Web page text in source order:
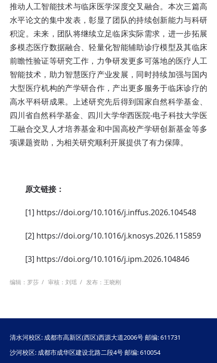
推动人工智能技术与临床医学深度交叉融合。本次三篇高
水平论文的集中发表，彰显了团队的持续创新能力与科研
积淀。未来，团队将继续立足临床实际需求，进一步拓展
多模态医疗数据融合、轻量化智能辅助诊疗模型及其临床
前瞻性验证等研究工作，力争研发更多可落地的医疗人工
智能技术，助力智慧医疗产业发展，同时持续加强与国内
大型医疗机构的产学研合作，产出更多服务于临床诊疗的
高水平科研成果。上述研究先后得到国家自然科学基金、
四川省自然科学基金、四川大学华西医院-电子科技大学医
工融合交叉人才培养基金和中国高校产学研创新基金等多
项课题资助，为相关研究顺利开展提供了有力保障。
原文链接：
[1] https://doi.org/10.1016/j.inffus.2026.104548
[2] https://doi.org/10.1016/j.knosys.2026.115859
[3] https://doi.org/10.1016/j.ipm.2026.104846
编辑：罗莎 / 审核：刘瑶 / 发布：王晓刚
清水河校区: 成都市高新区(西区)西源大道2006号 邮编: 611731
沙河校区: 成都市成华区建设北路二段4号 邮编: 610054